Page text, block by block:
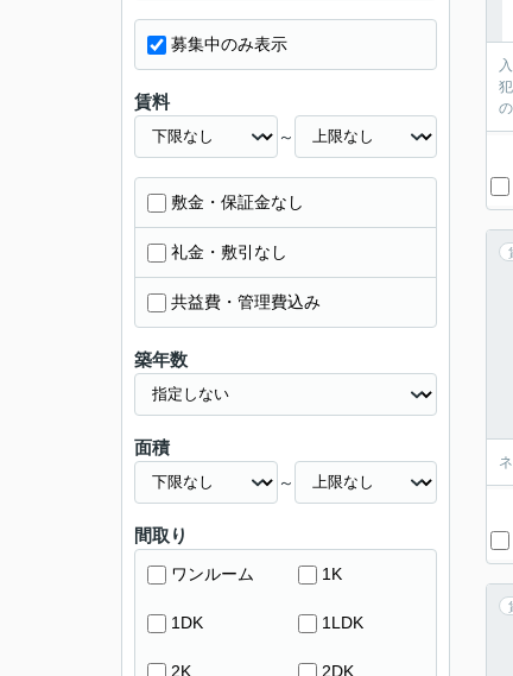
募集中のみ表示
賃料
～
敷金・保証金なし
礼金・敷引なし
共益費・管理費込み
築年数
面積
～
間取り
ワンルーム 1K
1DK 1LDK
2K 2DK